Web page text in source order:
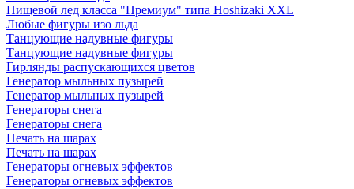
Пищевой лед класса "Премиум" типа Hoshizaki XXL
Любые фигуры изо льда
Танцующие надувные фигуры
Танцующие надувные фигуры
Гирлянды распускающихся цветов
Генератор мыльных пузырей
Генератор мыльных пузырей
Генераторы снега
Генераторы снега
Печать на шарах
Печать на шарах
Генераторы огневых эффектов
Генераторы огневых эффектов